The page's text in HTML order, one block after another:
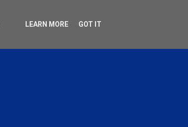
LEARN MORE GOT IT